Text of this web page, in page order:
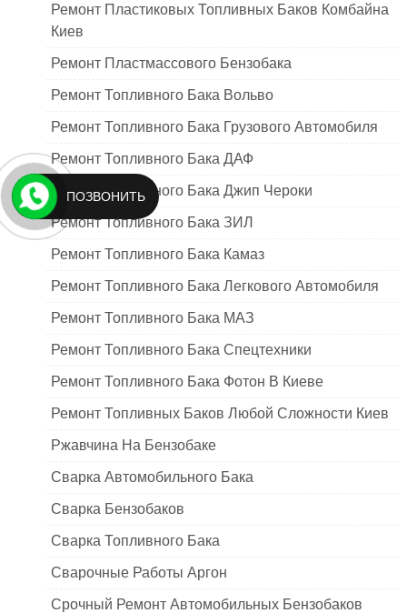
Ремонт Пластиковых Топливных Баков Комбайна
Киев
Ремонт Пластмассового Бензобака
Ремонт Топливного Бака Вольво
Ремонт Топливного Бака Грузового Автомобиля
Ремонт Топливного Бака ДАФ
Ремонт Топливного Бака Джип Чероки
Ремонт Топливного Бака ЗИЛ
Ремонт Топливного Бака Камаз
Ремонт Топливного Бака Легкового Автомобиля
Ремонт Топливного Бака МАЗ
Ремонт Топливного Бака Спецтехники
Ремонт Топливного Бака Фотон В Киеве
Ремонт Топливных Баков Любой Сложности Киев
Ржавчина На Бензобаке
Сварка Автомобильного Бака
Сварка Бензобаков
Сварка Топливного Бака
Сварочные Работы Аргон
Срочный Ремонт Автомобильных Бензобаков
ПОЗВОНИТЬ